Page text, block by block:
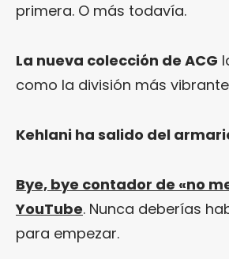
primera. O más todavía.
La nueva colección de ACG
como la división más
Kehlani ha salido del
Bye, bye contador de «no
YouTube. Nunca deberías
para empezar.